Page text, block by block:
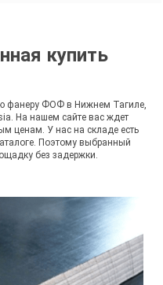
купить
фанеру ФОФ в Нижнем Тагиле,
На нашем сайте вас ждет
ценам. У нас на складе есть
Поэтому выбранный
без задержки.